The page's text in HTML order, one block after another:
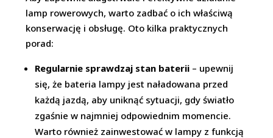
lamp rowerowych, warto zadbać o ich właściwą
konserwację i obsługę. Oto kilka praktycznych
porad:
Regularnie sprawdzaj stan baterii – upewnij
się, że bateria lampy jest naładowana przed
każdą jazdą, aby uniknąć sytuacji, gdy światło
zgaśnie w najmniej odpowiednim momencie.
Warto również zainwestować w lampy z funkcją